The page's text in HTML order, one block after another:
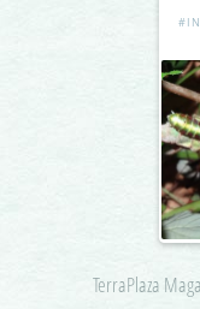
TerraPlaza